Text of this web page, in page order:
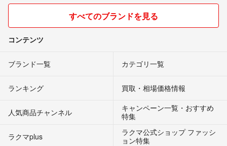
すべてのブランドを見る
コンテンツ
ブランド一覧 カテゴリ一覧
ランキング 買取・相場価格情報
人気商品チャンネル
キャンペーン一覧・おすすめ
特集
ラクマplus
ラクマ公式ショップ ファッシ
ョン特集